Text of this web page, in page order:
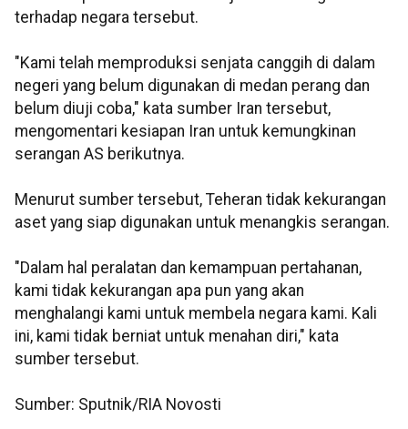
terhadap negara tersebut.
"Kami telah memproduksi senjata canggih di dalam
negeri yang belum digunakan di medan perang dan
belum diuji coba," kata sumber Iran tersebut,
mengomentari kesiapan Iran untuk kemungkinan
serangan AS berikutnya.
Menurut sumber tersebut, Teheran tidak kekurangan
aset yang siap digunakan untuk menangkis serangan.
"Dalam hal peralatan dan kemampuan pertahanan,
kami tidak kekurangan apa pun yang akan
menghalangi kami untuk membela negara kami. Kali
ini, kami tidak berniat untuk menahan diri," kata
sumber tersebut.
Sumber: Sputnik/RIA Novosti